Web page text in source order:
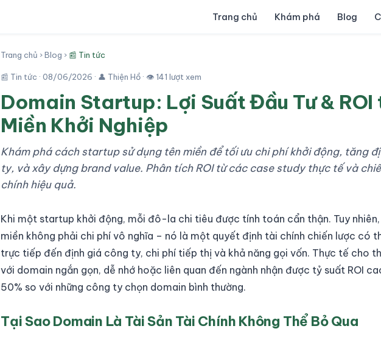
Trang chủ Khám phá Blog
Trang chủ ›Blog › 📰 Tin tức
📰 Tin tức · 08/06/2026 · 👤 Thiện Hồ · 👁 141 lượt xem
Domain Startup: Lợi Suất Đầu Tư & ROI
Miền Khởi Nghiệp
Khám phá cách startup sử dụng tên miền để tối ưu chi phí khởi động, tăng
ty, và xây dựng brand value. Phân tích ROI từ các case study thực tế và
chính hiệu quả.
Khi một startup khởi động, mỗi đô-la chi tiêu được tính toán cẩn thận. Tuy
miền không phải chi phí vô nghĩa – nó là một quyết định tài chính chiến lược có
trực tiếp đến định giá công ty, chi phí tiếp thị và khả năng gọi vốn. Thực tế cho
với domain ngắn gọn, dễ nhớ hoặc liên quan đến ngành nhận được tỷ suất ROI
50% so với những công ty chọn domain bình thường.
Tại Sao Domain Là Tài Sản Tài Chính Không Thể Bỏ Qua